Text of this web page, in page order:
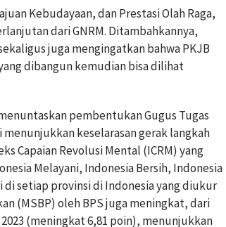
Kebudayaan, dan Prestasi Olah Raga,
dari GNRM. Ditambahkannya,
juga mengingatkan bahwa PKJB
dibangun kemudian bisa dilihat
pembentukan Gugus Tugas
menunjukkan keselarasan gerak langkah
Capaian Revolusi Mental (ICRM) yang
Melayani, Indonesia Bersih, Indonesia
setiap provinsi di Indonesia yang diukur
(MSBP) oleh BPS juga meningkat, dari
(meningkat 6,81 poin), menunjukkan